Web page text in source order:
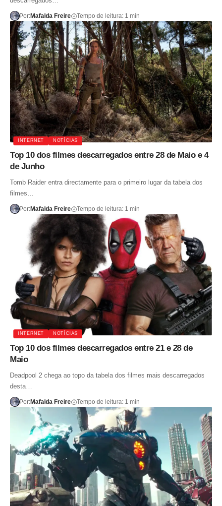
Por:Mafalda Freire Tempo de leitura: 1 min
INTERNET NOTÍCIAS
Top 10 dos filmes descarregados entre 28 de Maio e 4
de Junho
Tomb Raider entra directamente para o primeiro lugar da tabela dos
filmes…
Por:Mafalda Freire Tempo de leitura: 1 min
INTERNET NOTÍCIAS
Top 10 dos filmes descarregados entre 21 e 28 de
Maio
Deadpool 2 chega ao topo da tabela dos filmes mais descarregados
desta…
Por:Mafalda Freire Tempo de leitura: 1 min